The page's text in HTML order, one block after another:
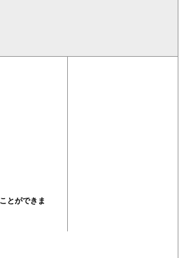
とができま